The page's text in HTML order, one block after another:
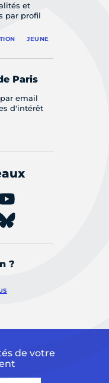
et
par profil
JEUNE
Paris
email
d'intérêt
?
de votre